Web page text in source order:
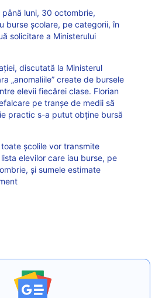
luni, 30 octombrie,
burse școlare, pe categorii, în
solicitare a Ministerului
discutată la Ministerul
„anomaliile” create de bursele
elevii fiecărei clase. Florian
pe tranşe de medii să
practic s-a putut obţine bursă
școlile vor transmite
elevilor care iau burse, pe
și sumele estimate